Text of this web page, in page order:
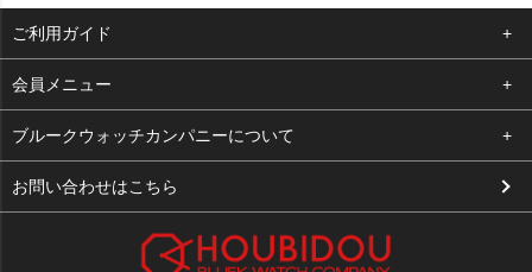
ご利用ガイド
よくある質問
支払い・送料
お客様の声
会員メニュー
ログイン
お気に入り
ブルークウォッチカンパニーについて
会社概要
お問い合わせはこちら